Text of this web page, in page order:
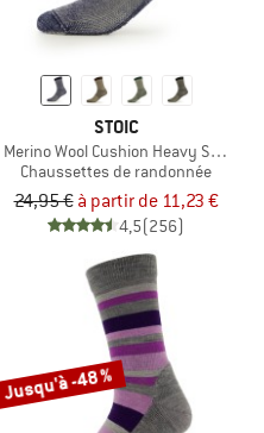
STOIC
Merino Wool Cushion Heavy Socks
Chaussettes de randonnée
24,95 € à partir de 11,23 €
4,5(256)
Jusqu'à -48 %